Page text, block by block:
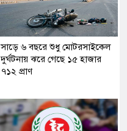
সাড়ে ৬ বছরে শুধু মোটরসাইকেল
দুর্ঘটনায় ঝরে গেছে ১৫ হাজার
৭১২ প্রাণ